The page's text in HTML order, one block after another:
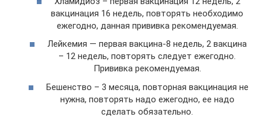
вакцинация 16 недель, повторять необходимо
ежегодно, данная прививка рекомендуемая.
Лейкемия — первая вакцина-8 недель, 2 вакцина
– 12 недель, повторять следует ежегодно.
Прививка рекомендуемая.
Бешенство – 3 месяца, повторная вакцинация не
нужна, повторять надо ежегодно, ее надо
сделать обязательно.